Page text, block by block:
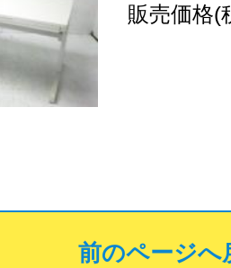
販売価格(
前のページへ